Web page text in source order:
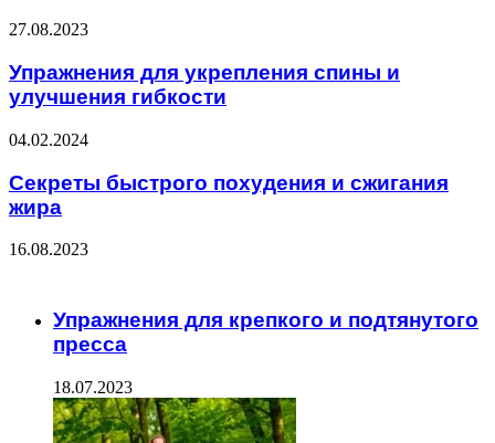
27.08.2023
Упражнения для укрепления спины и
улучшения гибкости
04.02.2024
Секреты быстрого похудения и сжигания
жира
16.08.2023
Упражнения для крепкого и подтянутого
пресса
18.07.2023